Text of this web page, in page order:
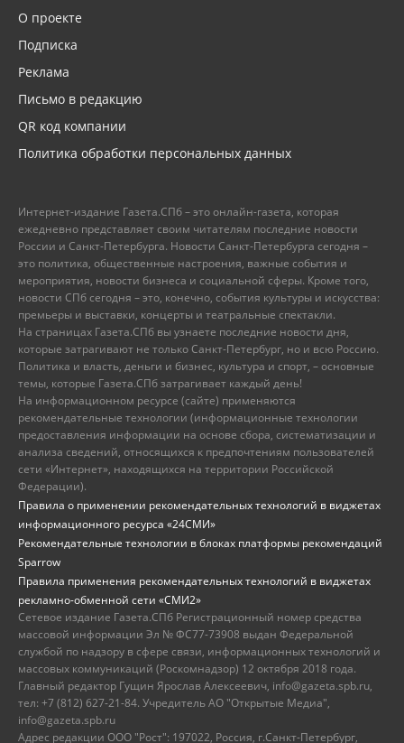
О проекте
Подписка
Реклама
Письмо в редакцию
QR код компании
Политика обработки персональных данных
Интернет-издание Газета.СПб – это онлайн-газета, которая
ежедневно представляет своим читателям последние новости
России и Санкт-Петербурга. Новости Санкт-Петербурга сегодня –
это политика, общественные настроения, важные события и
мероприятия, новости бизнеса и социальной сферы. Кроме того,
новости СПб сегодня – это, конечно, события культуры и искусства:
премьеры и выставки, концерты и театральные спектакли.
На страницах Газета.СПб вы узнаете последние новости дня,
которые затрагивают не только Санкт-Петербург, но и всю Россию.
Политика и власть, деньги и бизнес, культура и спорт, – основные
темы, которые Газета.СПб затрагивает каждый день!
На информационном ресурсе (сайте) применяются
рекомендательные технологии (информационные технологии
предоставления информации на основе сбора, систематизации и
анализа сведений, относящихся к предпочтениям пользователей
сети «Интернет», находящихся на территории Российской
Федерации).
Правила о применении рекомендательных технологий в виджетах
информационного ресурса «24СМИ»
Рекомендательные технологии в блоках платформы рекомендаций
Sparrow
Правила применения рекомендательных технологий в виджетах
рекламно-обменной сети «СМИ2»
Сетевое издание Газета.СПб Регистрационный номер средства
массовой информации Эл № ФС77-73908 выдан Федеральной
службой по надзору в сфере связи, информационных технологий и
массовых коммуникаций (Роскомнадзор) 12 октября 2018 года.
Главный редактор Гущин Ярослав Алексеевич, info@gazeta.spb.ru,
тел: +7 (812) 627-21-84. Учредитель АО "Открытые Медиа",
info@gazeta.spb.ru
Адрес редакции ООО "Рост": 197022, Россия, г.Санкт-Петербург,